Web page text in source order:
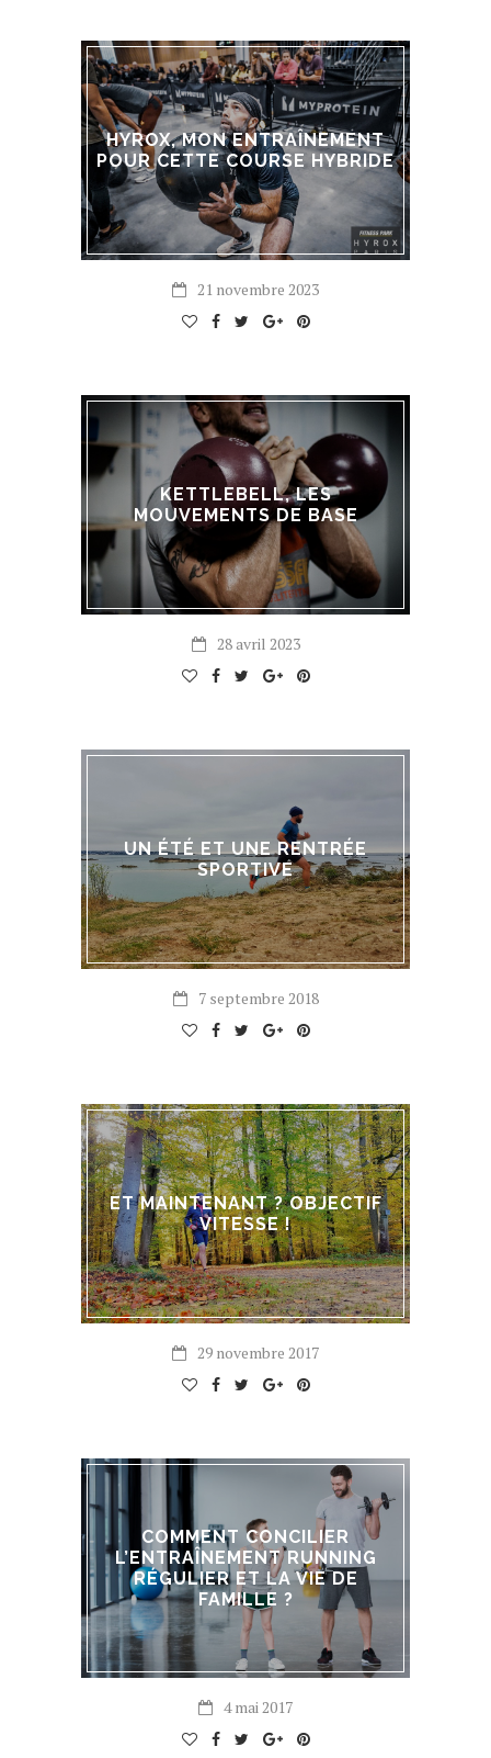
HYROX, MON ENTRAÎNEMENT
POUR CETTE COURSE HYBRIDE
21 novembre 2023
KETTLEBELL, LES
MOUVEMENTS DE BASE
28 avril 2023
UN ÉTÉ ET UNE RENTRÉE
SPORTIVE
7 septembre 2018
ET MAINTENANT ? OBJECTIF
VITESSE !
29 novembre 2017
COMMENT CONCILIER
L’ENTRAÎNEMENT RUNNING
RÉGULIER ET LA VIE DE
FAMILLE ?
4 mai 2017